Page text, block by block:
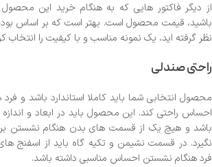
از دیگر فاکتور هایی که به هنگام خرید این
باشید، قیمت محصول است. بهتر است که بر اساس
نظر گرفته اید، یک نمونه مناسب و با کیفیت را انتخاب
راحتی صندلی
محصول انتخابی شما باید کاملا استاندارد باشد و
احساس راحتی کند. این محصول باید در ابعاد و
باشد و هیچ یک از قسمت های بدن هنگام نشستن
نگیرد. در قسمت نشیمن و تکیه گاه باید از اسفنج
فرد هنگام نشستن احساس مناسبی داشته باشد.